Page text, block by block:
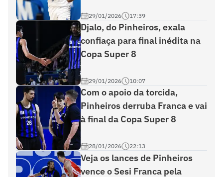
29/01/2026 17:39
Djalo, do Pinheiros, exala
confiaça para final inédita na
Copa Super 8
29/01/2026 10:07
Com o apoio da torcida,
Pinheiros derruba Franca e vai
à final da Copa Super 8
28/01/2026 22:13
Veja os lances de Pinheiros
vence o Sesi Franca pela